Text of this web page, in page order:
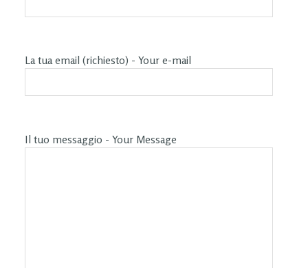
La tua email (richiesto) - Your e-mail
Il tuo messaggio - Your Message